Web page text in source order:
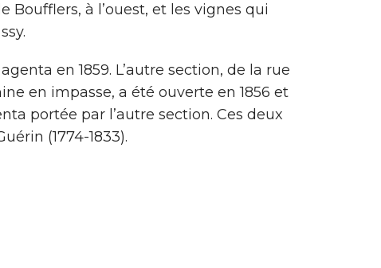
à l’ouest, et les vignes qui
en 1859. L’autre section, de la rue
en impasse, a été ouverte en 1856 et
portée par l’autre section. Ces deux
(1774-1833).